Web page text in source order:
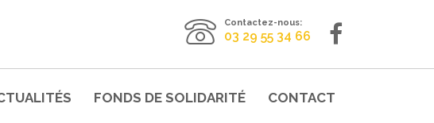
Contactez-nous:
03 29 55 34 66
FONDS DE SOLIDARITÉ CONTACT